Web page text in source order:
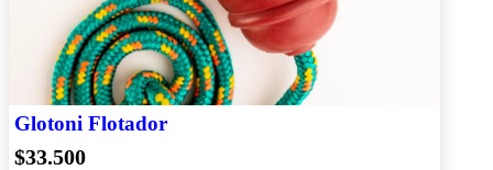
Glotoni Flotador
$33.500